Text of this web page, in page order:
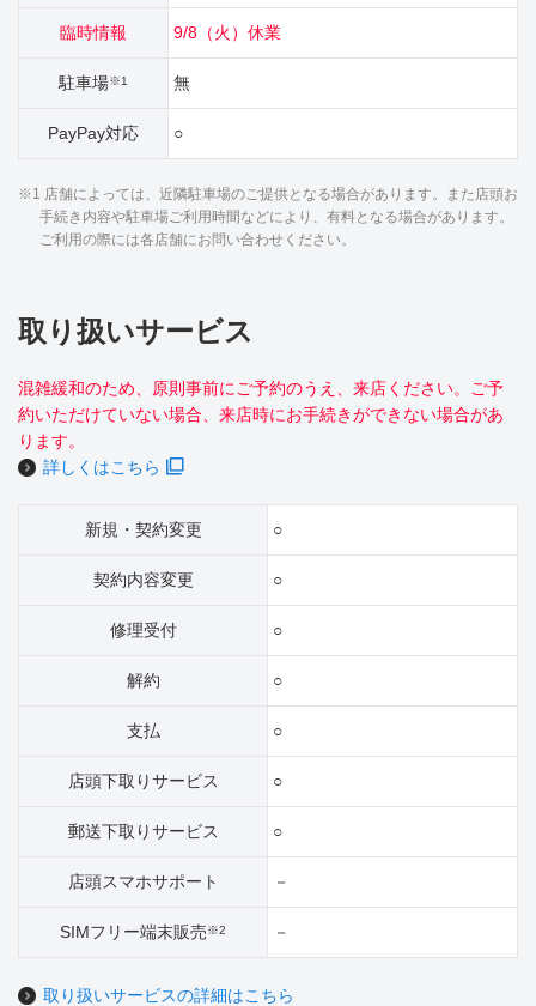
臨時情報 9/8（火）休業
駐車場※1 無
PayPay対応 ○
※1 店舗によっては、近隣駐車場のご提供となる場合があります。また店頭お
手続き内容や駐車場ご利用時間などにより、有料となる場合があります。
ご利用の際には各店舗にお問い合わせください。
取り扱いサービス
混雑緩和のため、原則事前にご予約のうえ、来店ください。ご予
約いただけていない場合、来店時にお手続きができない場合があ
ります。
詳しくはこちら
新規・契約変更 ○
契約内容変更 ○
修理受付 ○
解約 ○
支払 ○
店頭下取りサービス ○
郵送下取りサービス ○
店頭スマホサポート －
SIMフリー端末販売※2 －
取り扱いサービスの詳細はこちら